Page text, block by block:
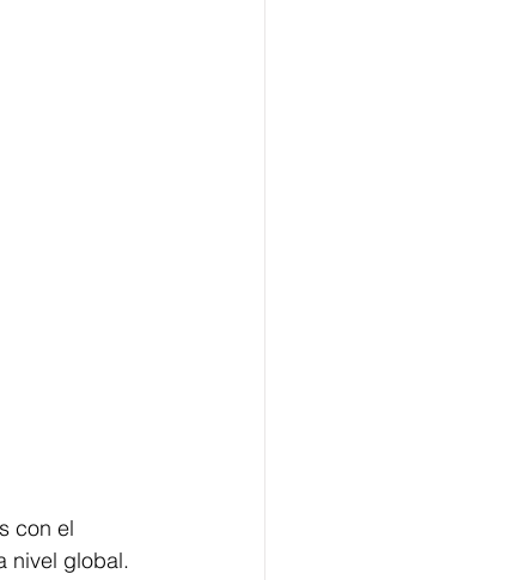
con el
nivel global.